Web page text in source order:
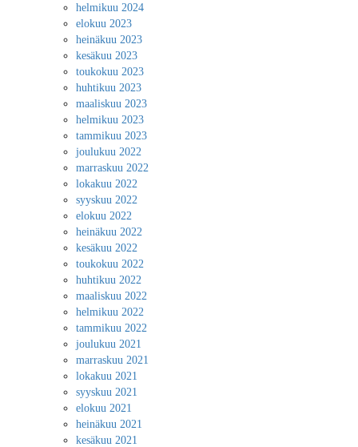
helmikuu 2024
elokuu 2023
heinäkuu 2023
kesäkuu 2023
toukokuu 2023
huhtikuu 2023
maaliskuu 2023
helmikuu 2023
tammikuu 2023
joulukuu 2022
marraskuu 2022
lokakuu 2022
syyskuu 2022
elokuu 2022
heinäkuu 2022
kesäkuu 2022
toukokuu 2022
huhtikuu 2022
maaliskuu 2022
helmikuu 2022
tammikuu 2022
joulukuu 2021
marraskuu 2021
lokakuu 2021
syyskuu 2021
elokuu 2021
heinäkuu 2021
kesäkuu 2021